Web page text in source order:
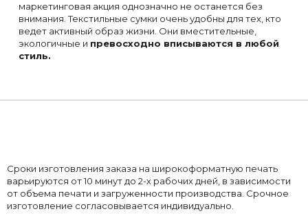
маркетинговая акция однозначно не останется без
внимания. Текстильные сумки очень удобны для тех, кто
ведет активный образ жизни. Они вместительные,
экологичные и превосходно вписываются в любой
стиль.
Сроки изготовления заказа на широкоформатную печать
варьируются от 10 минут до 2-х рабочих дней, в зависимости
от объема печати и загруженности производства. Срочное
изготовление согласовывается индивидуально.